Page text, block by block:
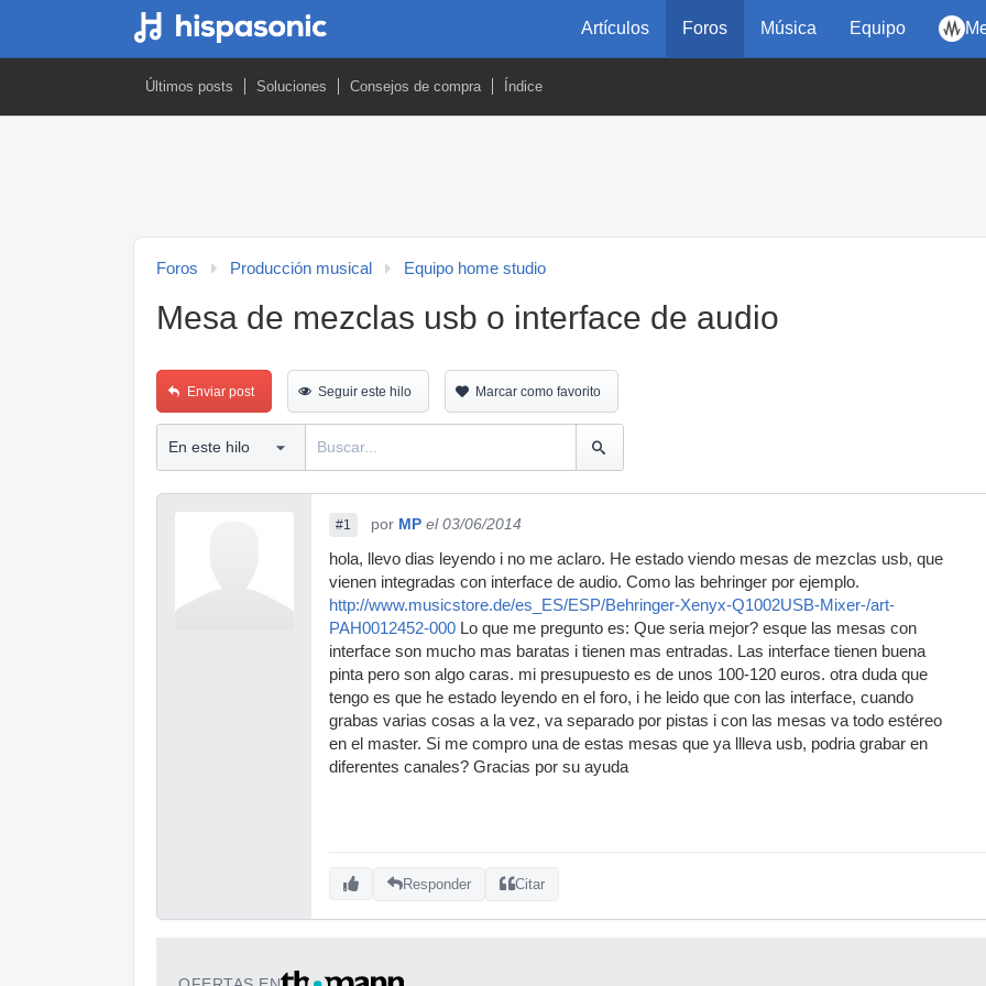
Artículos Foros Música Equipo
Últimos posts Soluciones Consejos de compra Índice
Foros Producción musical Equipo home studio
Mesa de mezclas usb o interface de audio
Enviar post Seguir este hilo Marcar como favorito
#1 por MP el 03/06/2014
hola, llevo dias leyendo i no me aclaro. He estado viendo mesas de mezclas usb, que
vienen integradas con interface de audio. Como las behringer por ejemplo.
http://www.musicstore.de/es_ES/ESP/Behringer-Xenyx-Q1002USB-Mixer-/art-
PAH0012452-000 Lo que me pregunto es: Que seria mejor? esque las mesas con
interface son mucho mas baratas i tienen mas entradas. Las interface tienen buena
pinta pero son algo caras. mi presupuesto es de unos 100-120 euros. otra duda que
tengo es que he estado leyendo en el foro, i he leido que con las interface, cuando
grabas varias cosas a la vez, va separado por pistas i con las mesas va todo estéreo
en el master. Si me compro una de estas mesas que ya llleva usb, podria grabar en
diferentes canales? Gracias por su ayuda
Responder Citar